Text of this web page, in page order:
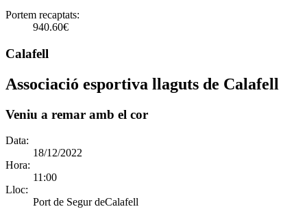
Portem recaptats:
940.60€
Calafell
Associació esportiva llaguts de Calafell
Veniu a remar amb el cor
Data:
18/12/2022
Hora:
11:00
Lloc:
Port de Segur deCalafell